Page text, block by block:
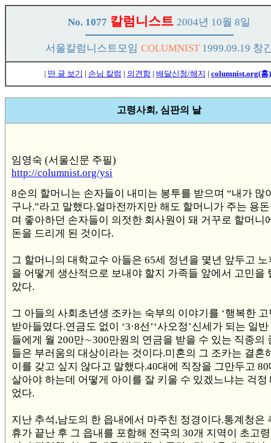
No. 1077 칼럼니스트 2004년 10월 8일
서울칼럼니스트모임 COLUMNIST 1999.09.19 창
| 딴 글 보기 | 손님 칼럼 | 의견함| 배달신청/해지 | columnist.org(홈)
고령사회, 심판의 날
임영숙 (서울신문 주필)
http://columnist.org/ysi
8순의 할머니는 손자들이 내미는 봉투를 받으며 “내가 많
구나.”라고 말했다.얼마전까지만 해도 할머니가 주는 용
며 좋아하던 손자들이 의젓한 회사원이 돼 거꾸로 할머니
돈을 드리게 된 것이다.
그 할머니의 대학교수 아들은 65세 정년을 몇년 앞두고 노
을 어떻게 생산적으로 보내야 할지 가족들 앞에서 고민을
았다.
그 아들의 사회초년생 조카는 숙부의 이야기를 ‘행복한 고
받아들였다.연금도 없이 ‘3·8선’‘사오정’신세가 되는 일
들에게 월 200만∼300만원의 연금을 받을 수 있는 직종의
들은 부러움의 대상이라는 것이다.미혼의 그 조카는 결혼
이를 갖고 싶지 않다고 말했다.40대에 직장을 그만두고
살아야 하는데 어떻게 아이를 잘 키울 수 있겠느냐는 걱정
었다.
지난 추석,남도의 한 읍내에서 마주친 정경이다.통계청은
휴가 끝난 후 그 읍내를 포함해 전국의 30개 지역이 초고